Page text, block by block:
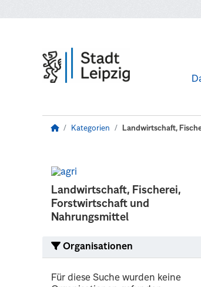
Kategorien Landwirtschaft,
Landwirtschaft, Fischerei,
Forstwirtschaft und
Nahrungsmittel
Organisationen
Für diese Suche wurden keine